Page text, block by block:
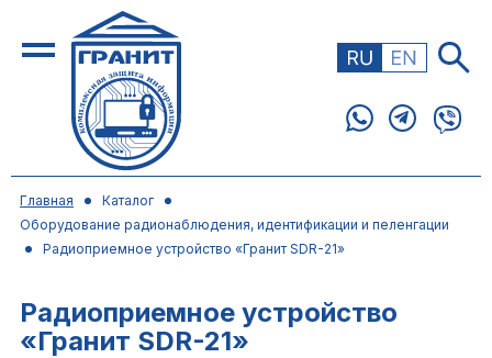
Главная
Каталог
Оборудование радионаблюдения, идентификации и пеленгации
Радиоприемное устройство «Гранит SDR-21»
Радиоприемное устройство
«Гранит SDR-21»